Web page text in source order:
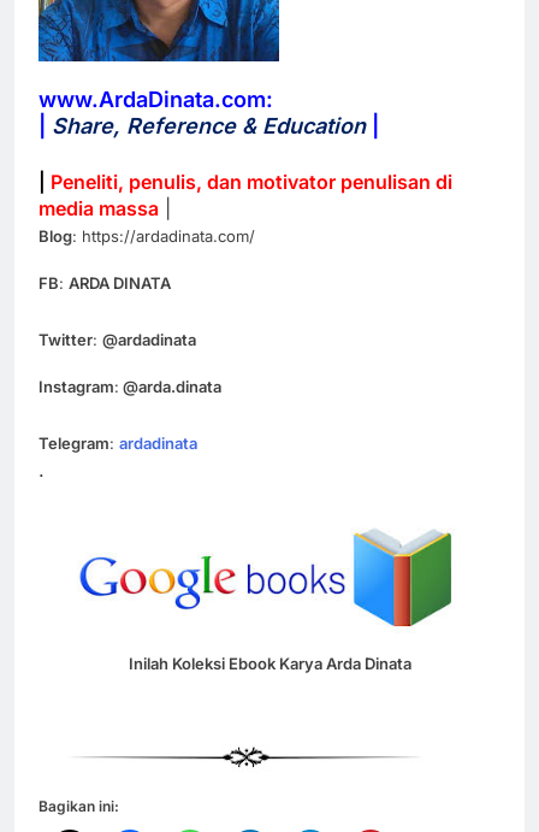
www.ArdaDinata.com:
Share, Reference & Education|
Peneliti, penulis, dan motivator penulisan di
media massa
Blog: https://ardadinata.com/
FB: ARDA DINATA
Twitter: @ardadinata
Instagram: @arda.dinata
Telegram: ardadinata
.
Inilah Koleksi Ebook Karya Arda Dinata
Bagikan ini: